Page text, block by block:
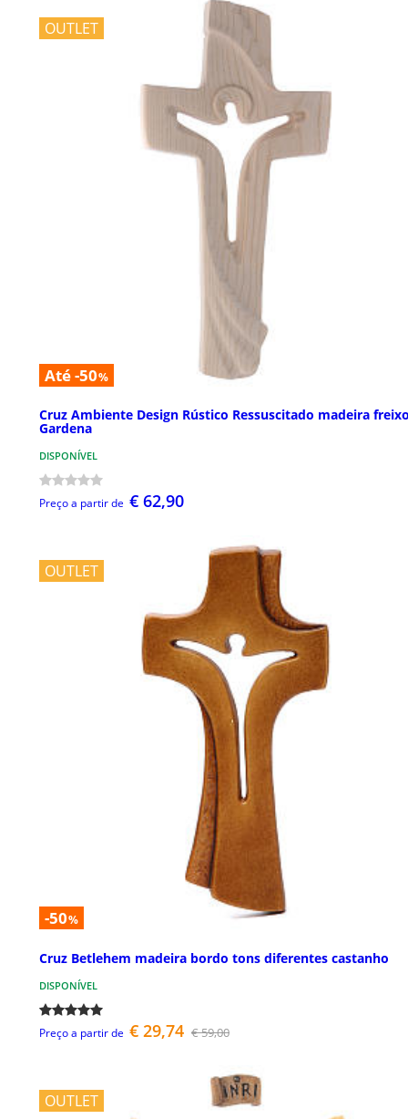
OUTLET
Até -50%
Cruz Ambiente Design Rústico Ressuscitado madeira
Gardena
DISPONÍVEL
Preço a partir de € 62,90
OUTLET
-50%
Cruz Betlehem madeira bordo tons diferentes castanho
DISPONÍVEL
Preço a partir de € 29,74 € 59,00
OUTLET